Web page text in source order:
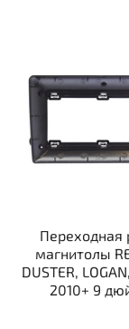
Переходная
магнитолы
DUSTER,
2010+ 9